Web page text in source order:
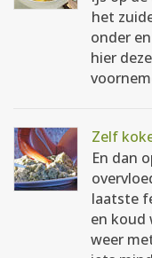
het
onder
hier
Zelf
En dan
laatste
en koud
weer